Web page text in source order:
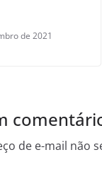
de 2021
de e-mail não